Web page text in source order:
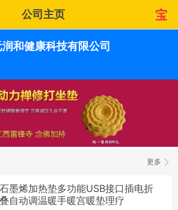
公司主页
和健康科技有限公司
更多
石墨烯加热垫多功能USB接口插电折
叠自动调温暖手暖宫暖垫理疗